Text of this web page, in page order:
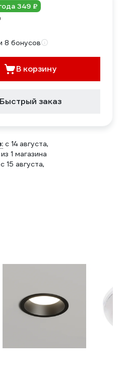
349 ₽
8 бонусов
В корзину
Быстрый заказ
c 14 августа,
1 магазина
c 15 августа,